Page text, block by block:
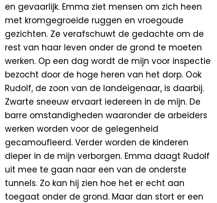
en gevaarlijk. Emma ziet mensen om zich heen
met kromgegroeide ruggen en vroegoude
gezichten. Ze verafschuwt de gedachte om de
rest van haar leven onder de grond te moeten
werken. Op een dag wordt de mijn voor inspectie
bezocht door de hoge heren van het dorp. Ook
Rudolf, de zoon van de landeigenaar, is daarbij.
Zwarte sneeuw ervaart iedereen in de mijn. De
barre omstandigheden waaronder de arbeiders
werken worden voor de gelegenheid
gecamoufleerd. Verder worden de kinderen
dieper in de mijn verborgen. Emma daagt Rudolf
uit mee te gaan naar een van de onderste
tunnels. Zo kan hij zien hoe het er echt aan
toegaat onder de grond. Maar dan stort er een